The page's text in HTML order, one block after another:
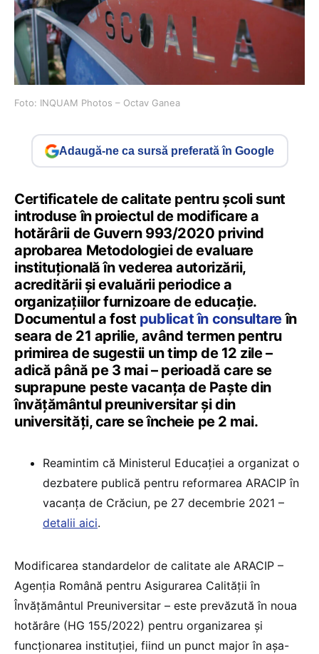
Foto: INQUAM Photos – Octav Ganea
Adaugă-ne ca sursă preferată în Google
Certificatele de calitate pentru școli sunt
introduse în proiectul de modificare a
hotărârii de Guvern 993/2020 privind
aprobarea Metodologiei de evaluare
instituţională în vederea autorizării,
acreditării şi evaluării periodice a
organizaţiilor furnizoare de educaţie.
Documentul a fost publicat în consultareîn
seara de 21 aprilie, având termen pentru
primirea de sugestii un timp de 12 zile –
adică până pe 3 mai – perioadă care se
suprapune peste vacanța de Paște din
învățământul preuniversitar și din
universități, care se încheie pe 2 mai.
Reamintim că Ministerul Educației a organizat o
dezbatere publică pentru reformarea ARACIP în
vacanța de Crăciun, pe 27 decembrie 2021 –
detalii aici.
Modificarea standardelor de calitate ale ARACIP –
Agenția Română pentru Asigurarea Calității în
Învățământul Preuniversitar – este prevăzută în noua
hotărâre (HG 155/2022) pentru organizarea și
funcționarea instituției, fiind un punct major în așa-